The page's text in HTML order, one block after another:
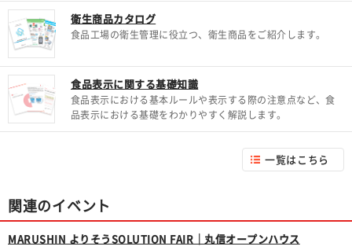
衛生商品カタログ
食品工場の衛生管理に役立つ、衛生商品をご紹介します。
食品表示に関する基礎知識
食品表示における基本ルールや表示する際の注意点など、食
品表示における基礎をわかりやすく解説します。
一覧はこちら
関連のイベント
MARUSHIN よりそうSOLUTION FAIR｜丸信オープンハウス